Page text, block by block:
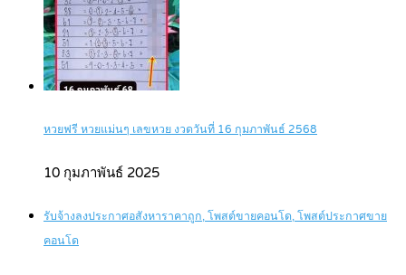
หวยฟรี หวยแม่นๆ เลขหวย งวดวันที่ 16 กุมภาพันธ์ 2568
10 กุมภาพันธ์ 2025
รับจ้างลงประกาศอสังหาราคาถูก, โพสต์ขายคอนโด, โพสต์ประกาศขาย
คอนโด